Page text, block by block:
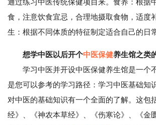
通过练习中医传统保健项目来。食养：根据
食，注意饮食宜忌，合理地摄取食物，适度
生：根据不同体质的特征制定适合自己的日
想学中医以后开个中医保健养生馆之类
学习中医并开设中医保健养生馆是一个
是您可以参考的学习路径：学习中医基础知
对中医的基础知识有一个全面的了解。这包
经》、《神农本草经》、《伤寒论》、《金